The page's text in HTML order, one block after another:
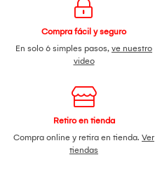
Compra fácil y seguro
En solo 6 simples pasos, ve nuestro
video
Retiro en tienda
Compra online y retira en tienda. Ver
tiendas